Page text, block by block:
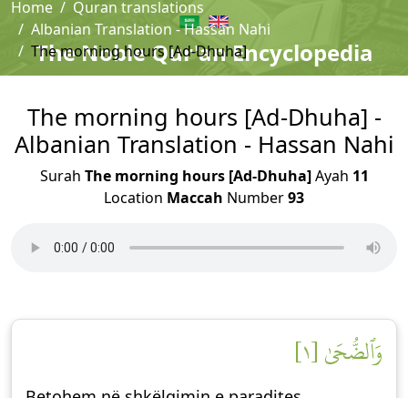
The Noble Qur'an Encyclopedia
Home
Quran translations
Albanian Translation - Hassan Nahi
The morning hours [Ad-Dhuha]
The morning hours [Ad-Dhuha] -
Albanian Translation - Hassan Nahi
Surah The morning hours [Ad-Dhuha]Ayah 11
Location Maccah Number93
وَٱلضُّحَىٰ [١]